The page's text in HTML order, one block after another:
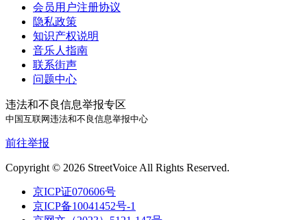
会员用户注册协议
隐私政策
知识产权说明
音乐人指南
联系街声
问题中心
违法和不良信息举报专区
中国互联网违法和不良信息举报中心
前往举报
Copyright © 2026 StreetVoice All Rights Reserved.
京ICP证070606号
京ICP备10041452号-1